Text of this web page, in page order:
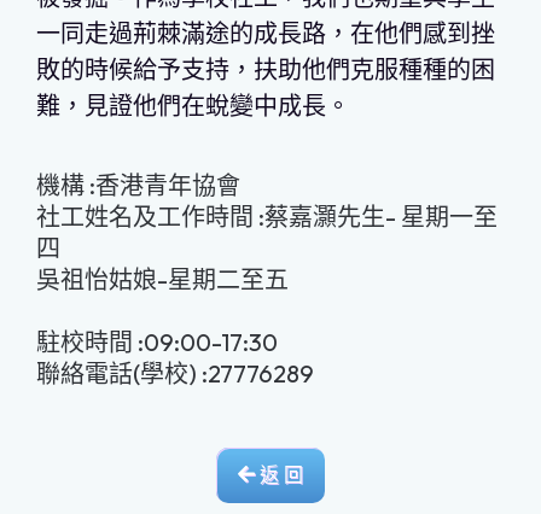
一同走過荊棘滿途的成長路，在他們感到挫
敗的時候給予支持，扶助他們克服種種的困
難，見證他們在蛻變中成長。
機構 :香港青年協會
社工姓名及工作時間 :蔡嘉灝先生- 星期一至
四
吳祖怡姑娘-星期二至五
駐校時間 :09:00-17:30
聯絡電話(學校) :27776289
返 回